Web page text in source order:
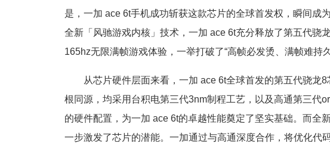
是，一加 ace 6t手机成功斩获这款芯片的全球首发权，瞬间成
全新「风驰游戏内核」技术，一加 ace 6t充分释放了第五代骁
165hz无限满帧游戏体验，一举打破了“高帧必发烫、满帧难持久
从芯片硬件层面来看，一加 ace 6t全球首发的第五代骁龙
根同源，均采用台积电第三代3nm制程工艺，以及高通第三代
的硬件配置，为一加 ace 6t的卓越性能奠定了坚实基础。而全
一步激发了芯片的潜能。一加通过与高通深度合作，将优化代